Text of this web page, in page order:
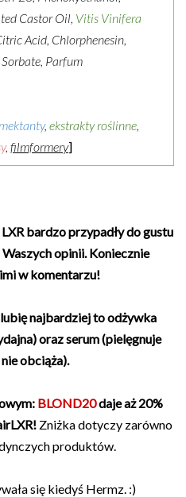
Castor Oil, Vitis Vinifera
Acid, Chlorphenesin,
Parfum
, ekstrakty roślinne
, filmformery]
bardzo przypadły do gustu
opinii. Koniecznie
w komentarzu!
najbardziej to odżywka
oraz serum (pielęgnuje
obciąża).
BLOND20daje aż 20%
Zniżka dotyczy zarówno
produktów.
się kiedyś Hermz. :)